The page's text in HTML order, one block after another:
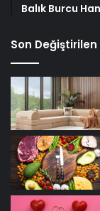
Balık Burcu
Son